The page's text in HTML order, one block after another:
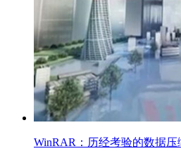
WinRAR：历经考验的数据